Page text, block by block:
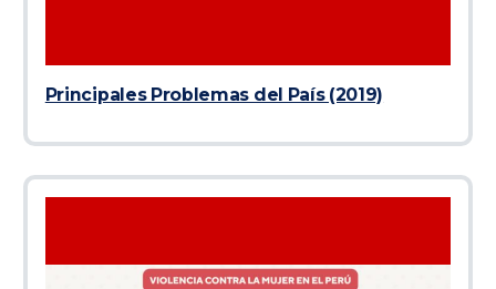
Principales Problemas del País (2019)